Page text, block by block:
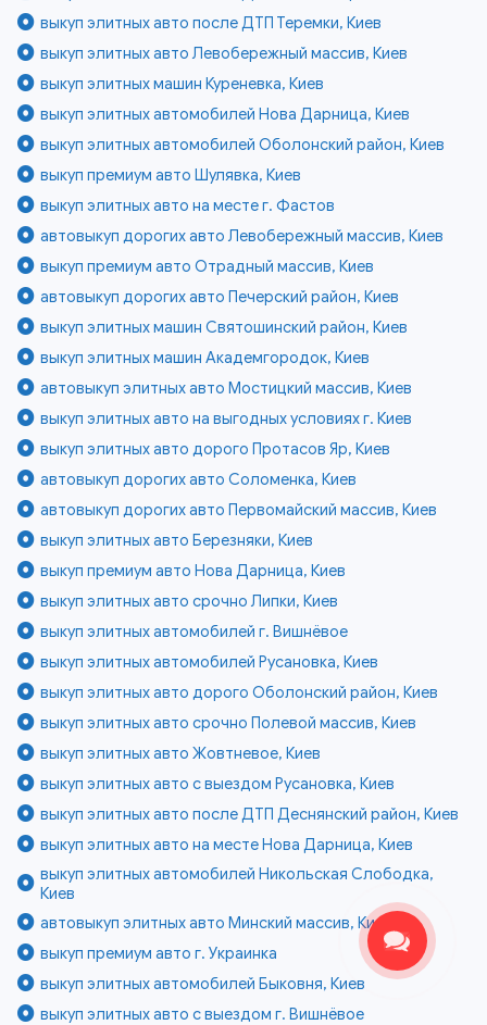
выкуп элитных авто после ДТП Теремки, Киев
выкуп элитных авто Левобережный массив, Киев
выкуп элитных машин Куреневка, Киев
выкуп элитных автомобилей Нова Дарница, Киев
выкуп элитных автомобилей Оболонский район, Киев
выкуп премиум авто Шулявка, Киев
выкуп элитных авто на месте г. Фастов
автовыкуп дорогих авто Левобережный массив, Киев
выкуп премиум авто Отрадный массив, Киев
автовыкуп дорогих авто Печерский район, Киев
выкуп элитных машин Святошинский район, Киев
выкуп элитных машин Академгородок, Киев
автовыкуп элитных авто Мостицкий массив, Киев
выкуп элитных авто на выгодных условиях г. Киев
выкуп элитных авто дорого Протасов Яр, Киев
автовыкуп дорогих авто Соломенка, Киев
автовыкуп дорогих авто Первомайский массив, Киев
выкуп элитных авто Березняки, Киев
выкуп премиум авто Нова Дарница, Киев
выкуп элитных авто срочно Липки, Киев
выкуп элитных автомобилей г. Вишнёвое
выкуп элитных автомобилей Русановка, Киев
выкуп элитных авто дорого Оболонский район, Киев
выкуп элитных авто срочно Полевой массив, Киев
выкуп элитных авто Жовтневое, Киев
выкуп элитных авто с выездом Русановка, Киев
выкуп элитных авто после ДТП Деснянский район, Киев
выкуп элитных авто на месте Нова Дарница, Киев
выкуп элитных автомобилей Никольская Слободка,
Киев
автовыкуп элитных авто Минский массив, Киев
выкуп премиум авто г. Украинка
выкуп элитных автомобилей Быковня, Киев
выкуп элитных авто с выездом г. Вишнёвое